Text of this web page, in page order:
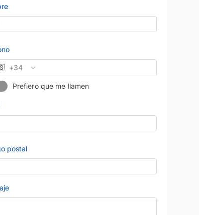
al contado
€ 36.900
2021 56.000 km
Híbrido enchufable
+34
Prefiero que me llamen
postal